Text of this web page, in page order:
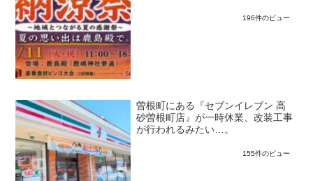
196件のビュー
曽根町にある『セブンイレブン 高
砂曽根町店』が一時休業、改装工事
が行われるみたい…。
155件のビュー